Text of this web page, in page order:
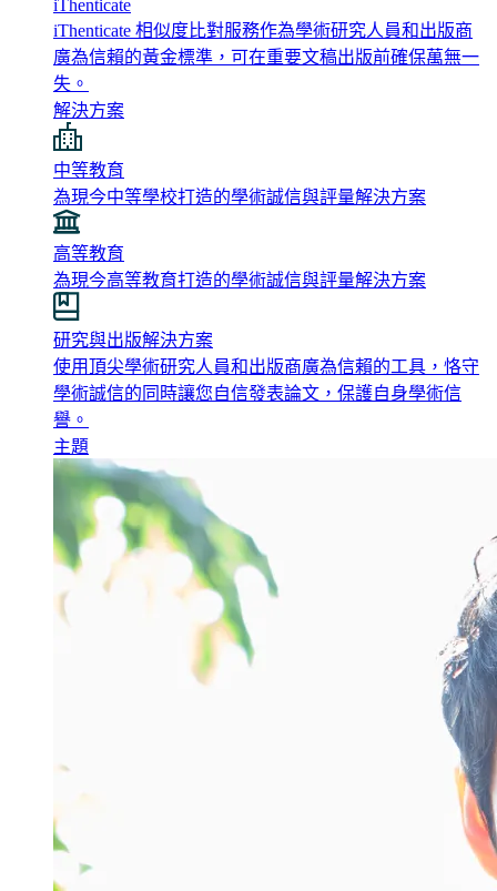
iThenticate
iThenticate 相似度比對服務作為學術研究人員和出版商
廣為信賴的黃金標準，可在重要文稿出版前確保萬無一
失。
解決方案
中等教育
為現今中等學校打造的學術誠信與評量解決方案
高等教育
為現今高等教育打造的學術誠信與評量解決方案
研究與出版解決方案
使用頂尖學術研究人員和出版商廣為信賴的工具，恪守
學術誠信的同時讓您自信發表論文，保護自身學術信
譽。
主題